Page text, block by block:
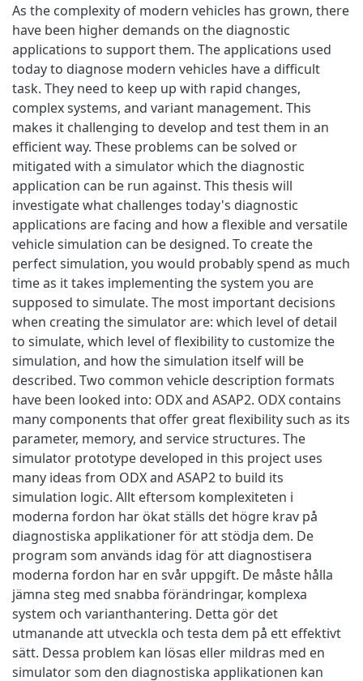
As the complexity of modern vehicles has grown, there
have been higher demands on the diagnostic
applications to support them. The applications used
today to diagnose modern vehicles have a difficult
task. They need to keep up with rapid changes,
complex systems, and variant management. This
makes it challenging to develop and test them in an
efficient way. These problems can be solved or
mitigated with a simulator which the diagnostic
application can be run against. This thesis will
investigate what challenges today's diagnostic
applications are facing and how a flexible and versatile
vehicle simulation can be designed. To create the
perfect simulation, you would probably spend as much
time as it takes implementing the system you are
supposed to simulate. The most important decisions
when creating the simulator are: which level of detail
to simulate, which level of flexibility to customize the
simulation, and how the simulation itself will be
described. Two common vehicle description formats
have been looked into: ODX and ASAP2. ODX contains
many components that offer great flexibility such as its
parameter, memory, and service structures. The
simulator prototype developed in this project uses
many ideas from ODX and ASAP2 to build its
simulation logic. Allt eftersom komplexiteten i
moderna fordon har ökat ställs det högre krav på
diagnostiska applikationer för att stödja dem. De
program som används idag för att diagnostisera
moderna fordon har en svår uppgift. De måste hålla
jämna steg med snabba förändringar, komplexa
system och varianthantering. Detta gör det
utmanande att utveckla och testa dem på ett effektivt
sätt. Dessa problem kan lösas eller mildras med en
simulator som den diagnostiska applikationen kan